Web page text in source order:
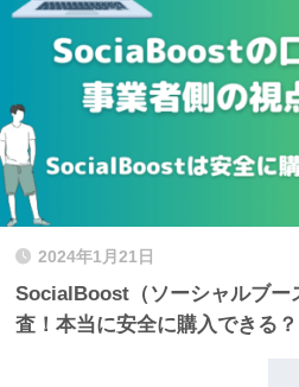
2024年1月21日
SocialBoost（ソーシャルブー
査！本当に安全に購入できる？